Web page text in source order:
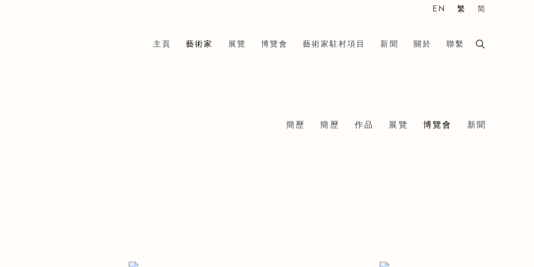
主頁 藝術家 展覽 博覽會 藝術家駐村項目 新聞 關於 聯繫
EN 繁 简
簡歷 簡歷 作品 展覽 博覽會 新聞